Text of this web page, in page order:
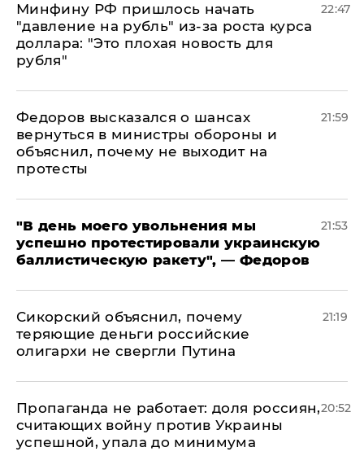
Минфину РФ пришлось начать
"давление на рубль" из-за роста курса
доллара: "Это плохая новость для
рубля"
22:47
Федоров высказался о шансах
вернуться в министры обороны и
объяснил, почему не выходит на
протесты
21:59
​"В день моего увольнения мы
успешно протестировали украинскую
баллистическую ракету", — Федоров
21:53
Сикорский объяснил, почему
теряющие деньги российские
олигархи не свергли Путина
21:19
​Пропаганда не работает: доля россиян,
считающих войну против Украины
успешной, упала до минимума
20:52